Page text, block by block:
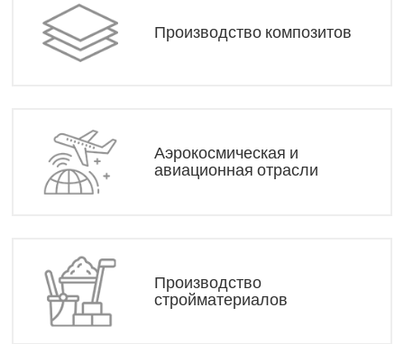
Производство композитов
Аэрокосмическая и
авиационная отрасли
Производство
стройматериалов